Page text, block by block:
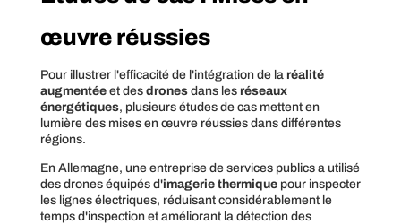
œuvre réussies
Pour illustrer l'efficacité de l'intégration de la réalité
augmentéeet des dronesdans les réseaux
énergétiques, plusieurs études de cas mettent en
lumière des mises en œuvre réussies dans différentes
régions.
En Allemagne, une entreprise de services publics a utilisé
des drones équipés d'imagerie thermiquepour inspecter
les lignes électriques, réduisant considérablement le
temps d'inspection et améliorant la détection des